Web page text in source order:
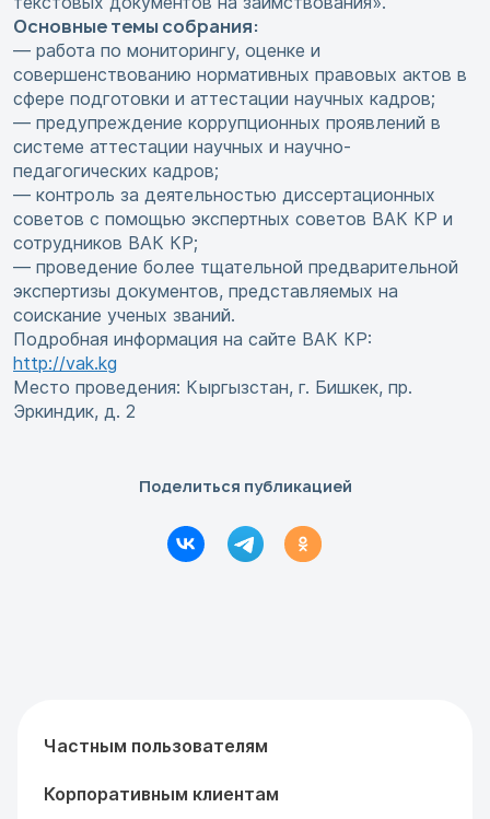
Основные темы собрания:
— работа по мониторингу, оценке и
совершенствованию нормативных правовых актов в
сфере подготовки и аттестации научных кадров;
— предупреждение коррупционных проявлений в
системе аттестации научных и научно-
педагогических кадров;
— контроль за деятельностью диссертационных
советов с помощью экспертных советов ВАК КР и
сотрудников ВАК КР;
— проведение более тщательной предварительной
экспертизы документов, представляемых на
соискание ученых званий.
Подробная информация на сайте ВАК КР:
http://vak.kg
Место проведения: Кыргызстан, г. Бишкек, пр.
Эркиндик, д. 2
Поделиться публикацией
Частным пользователям
Корпоративным клиентам